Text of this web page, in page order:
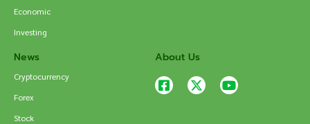
Economic
Investing
News
Cryptocurrency
Forex
Stock
About Us